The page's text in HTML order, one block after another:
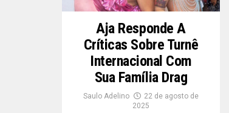
Aja Responde A
Críticas Sobre Turnê
Internacional Com
Sua Família Drag
Saulo Adelino
22 de agosto de
2025